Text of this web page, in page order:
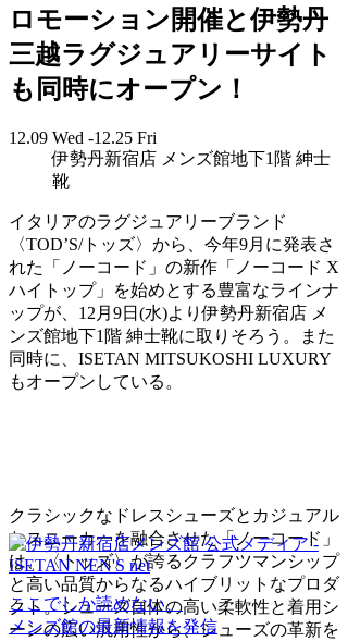
ロモーション開催と伊勢丹
三越ラグジュアリーサイト
も同時にオープン！
12.09 Wed -12.25 Fri
伊勢丹新宿店 メンズ館地下1階 紳士
靴
イタリアのラグジュアリーブランド
〈TOD’S/トッズ〉から、今年9月に発表さ
れた「ノーコード」の新作「ノーコード X
ハイトップ」を始めとする豊富なラインナ
ップが、12月9日(水)より伊勢丹新宿店 メ
ンズ館地下1階 紳士靴に取りそろう。また
同時に、ISETAN MITSUKOSHI LUXURY
もオープンしている。
クラシックなドレスシューズとカジュアル
なスニーカーを融合させた「ノーコード」
は、〈トッズ〉が誇るクラフツマンシップ
と高い品質からなるハイブリットなプロダ
クト。シューズ自体の高い柔軟性と着用シ
ーンの広い汎用性から、シューズの革新を
ここでしか読めない、
メンズ館の最新情報を発信